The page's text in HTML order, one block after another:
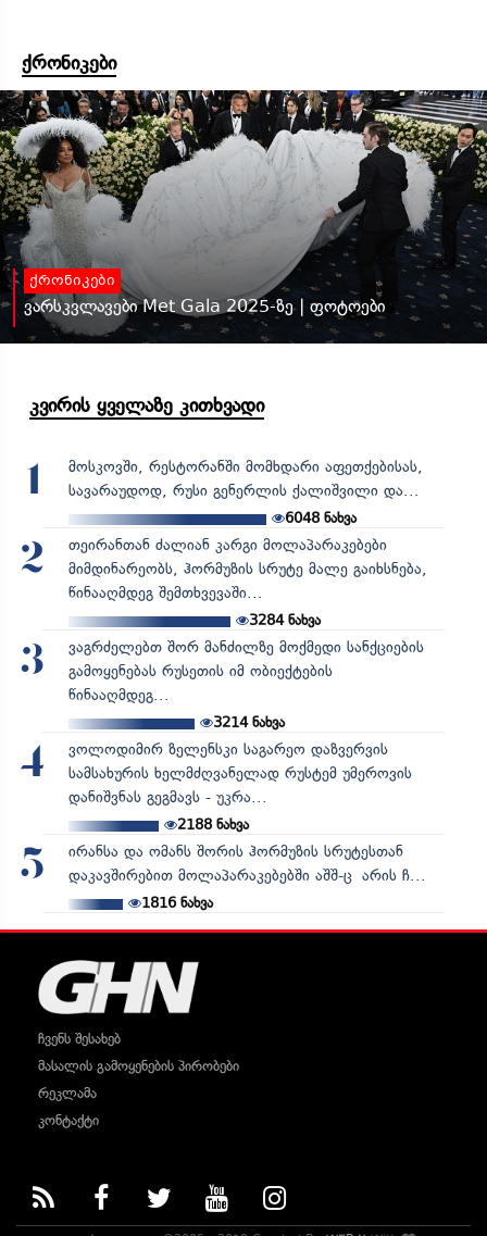
ქრონიკები
ქრონიკები
ვარსკვლავები Met Gala 2025-ზე | ფოტოები
კვირის ყველაზე კითხვადი
1
მოსკოვში, რესტორანში მომხდარი აფეთქებისას,
სავარაუდოდ, რუსი გენერლის ქალიშვილი და...
6048 ნახვა
2
თეირანთან ძალიან კარგი მოლაპარაკებები
მიმდინარეობს, ჰორმუზის სრუტე მალე გაიხსნება,
წინააღმდეგ შემთხვევაში...
3284ნახვა
3
ვაგრძელებთ შორ მანძილზე მოქმედი სანქციების
გამოყენებას რუსეთის იმ ობიექტების
წინააღმდეგ...
3214ნახვა
4
ვოლოდიმირ ზელენსკი საგარეო დაზვერვის
სამსახურის ხელმძღვანელად რუსტემ უმეროვის
დანიშვნას გეგმავს - უკრა...
2188ნახვა
5
ირანსა და ომანს შორის ჰორმუზის სრუტესთან
დაკავშირებით მოლაპარაკებებში აშშ-ც არის ჩ...
1816ნახვა
ჩვენს შესახებ
მასალის გამოყენების პირობები
რეკლამა
კონტაქტი